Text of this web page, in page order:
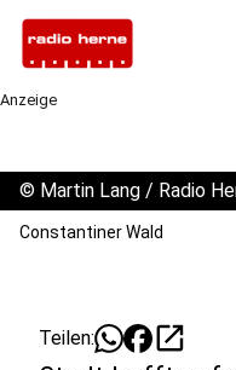
Anzeige
© Martin Lang / Radio
Constantiner Wald
Teilen: open_in_new